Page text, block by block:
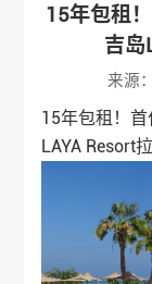
15年包租
吉岛
来源
15年包租！
LAYA Resort